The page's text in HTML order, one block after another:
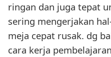
ringan dan juga tepat
sering mengerjakan
meja cepat rusak. dg
cara kerja